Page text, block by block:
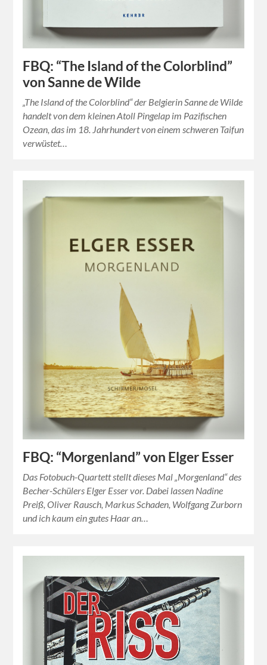
FBQ: “The Island of the Colorblind”
von Sanne de Wilde
„The Island of the Colorblind“ der Belgierin Sanne de Wilde
handelt von dem kleinen Atoll Pingelap im Pazifischen
Ozean, das im 18. Jahrhundert von einem schweren Taifun
verwüstet…
FBQ: “Morgenland” von Elger Esser
Das Fotobuch-Quartett stellt dieses Mal „Morgenland“ des
Becher-Schülers Elger Esser vor. Dabei lassen Nadine
Preiß, Oliver Rausch, Markus Schaden, Wolfgang Zurborn
und ich kaum ein gutes Haar an…